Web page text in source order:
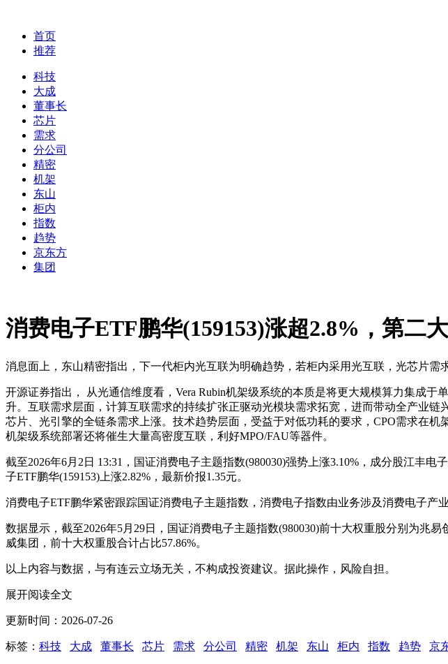
首页
推荐
科技
大成
董事长
芯片
需求
分公司
精密
机架
东山
柜内
指数
趋势
京东方
集团
消费电子ETF鹏华(159153)涨超2.8%，第二
消息面上，东山精密指出，下一代柜内光互联为明确趋势，若柜内采用光互联，光芯片需
开源证券指出， 从光通信维度看，Vera Rubin机架级系统的本质是将更大规模算力集成
升。互联需求层面，计算互联需求的持续扩张正驱动光模块需求拓宽，进而带动全产业
芯片、光引擎的全链条需求上涨。技术趋势层面，受益于对低功耗的要求，CPO需求在
机架级系统部署还将催生大量高密度互联，利好MPO/FAU等器件。
截至2026年6月2日 13:31，国证消费电子主题指数(980030)强势上涨3.10%，成分股江丰
子ETF鹏华(159153)上涨2.82%，最新价报1.35元。
消费电子ETF鹏华紧密跟踪国证消费电子主题指数，消费电子指数由业务涉及消费电子产
数据显示，截至2026年5月29日，国证消费电子主题指数(980030)前十大权重股分别为兆
威集团，前十大权重股合计占比57.86%。
以上内容与数据，与有连云立场无关，不构成投资建议。据此操作，风险自担。
展开阅读全文
更新时间：2026-07-26
标签： 科技 大成 董事长 芯片 需求 分公司 精密 机架 东山 柜内 指数 趋势 京